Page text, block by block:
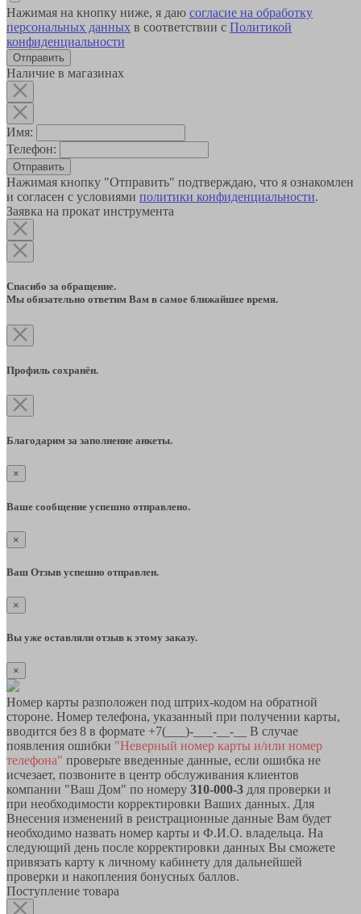
Нажимая на кнопку ниже, я даю согласие на обработку
персональных данных в соответствии с Политикой
конфиденциальности
Наличие в магазинах
Имя:
Телефон:
Отправить
Нажимая кнопку "Отправить" подтверждаю, что я ознакомлен
и согласен с условиями политики конфиденциальности.
Заявка на прокат инструмента
Спасибо за обращение.
Мы обязательно ответим Вам в самое ближайшее время.
Профиль сохранён.
Благодарим за заполнение анкеты.
×
Ваше сообщение успешно отправлено.
×
Ваш Отзыв успешно отправлен.
×
Вы уже оставляли отзыв к этому заказу.
×
Номер карты разположен под штрих-кодом на обратной
стороне. Номер телефона, указанный при получении карты,
вводится без 8 в формате +7(___)-___-__-__ В случае
появления ошибки "Неверный номер карты и/или номер
телефона" проверьте введенные данные, если ошибка не
исчезает, позвоните в центр обслуживания клиентов
компании "Ваш Дом" по номеру 310-000-3 для проверки и
при необходимости корректировки Ваших данных. Для
Внесения изменений в реистрационные данные Вам будет
необходимо назвать номер карты и Ф.И.О. владельца. На
следующий день после корректировки данных Вы сможете
привязать карту к личному кабинету для дальнейшей
проверки и накопления бонусных баллов.
Поступление товара